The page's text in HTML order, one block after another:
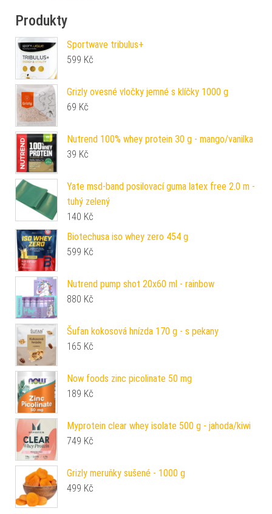
Produkty
Sportwave tribulus+
599 Kč
Grizly ovesné vločky jemné s klíčky 1000 g
69 Kč
Nutrend 100% whey protein 30 g - mango/vanilka
39 Kč
Yate msd-band posilovací guma latex free 2.0 m -
tuhý zelený
140 Kč
Biotechusa iso whey zero 454 g
599 Kč
Nutrend pump shot 20x60 ml - rainbow
880 Kč
Šufan kokosová hnízda 170 g - s pekany
165 Kč
Now foods zinc picolinate 50 mg
189 Kč
Myprotein clear whey isolate 500 g - jahoda/kiwi
749 Kč
Grizly meruňky sušené - 1000 g
499 Kč